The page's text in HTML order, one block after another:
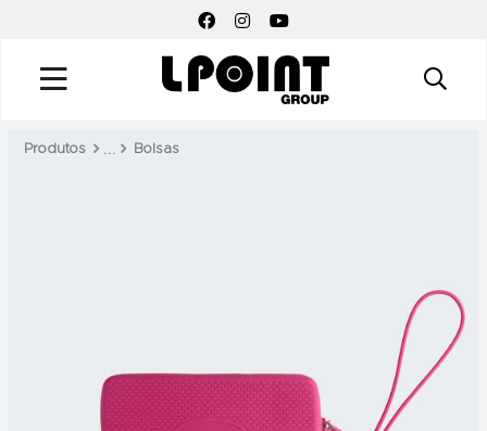
FACEBOOK SOCIAL LINK
INSTAGRAM SOCIAL LINK
YOUTUBE SOCIAL LINK
Produtos Bolsas